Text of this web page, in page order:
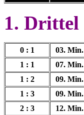
1. Drittel
0 : 1
03. Min.
1 : 1
07. Min.
1 : 2
09. Min.
1 : 3
09. Min.
2 : 3
12. Min.